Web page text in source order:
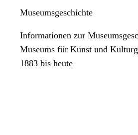
Museumsgeschichte
Informationen zur
Museums für Kunst und
1883 bis heute